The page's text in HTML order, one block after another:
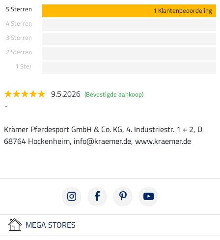
5 Sterren
1 Klantenbeoordeling
4 Sterren
3 Sterren
2 Sterren
1 Ster
9.5.2026 (Bevestigde aankoop)
-
Krämer Pferdesport GmbH & Co. KG, 4. Industriestr. 1 + 2, D
68764 Hockenheim, info@kraemer.de, www.kraemer.de
MEGA STORES